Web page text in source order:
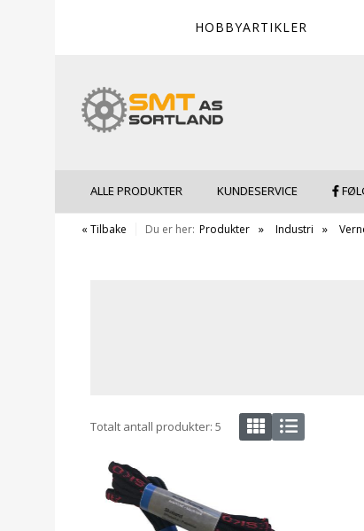
HOBBYARTIKLER
ALLE PRODUKTER KUNDESERVICE
« Tilbake Du er her: Produkter Industri
Totalt antall produkter: 5